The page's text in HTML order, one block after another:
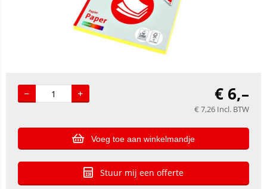
€ 6,–
€ 7,26 Incl. BTW
Voeg toe aan winkelmandje
Stuur mij een offerte